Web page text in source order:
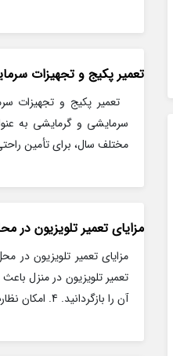
تعمیر پکیج و تجهیزات
تعمیر پکیج و تجهیزات
سرمایشی و گرمایشی به
مختلف سال، برای تأمین
مزایای تعمیر تلویزیون در
تعمیر تلویزیون در منزل
آن را بازگردانید. 4. امکان نظارت بر تعمیرات با حضور تکنسین در […]